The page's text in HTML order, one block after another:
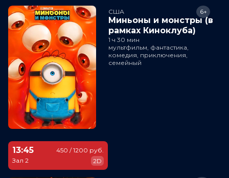
США
Миньоны и монстры (в
рамках Киноклуба)
6+
1 ч 30 мин
мультфильм, фантастика,
комедия, приключения,
семейный
13:45
Зал 2
450 / 1200 руб.
2D